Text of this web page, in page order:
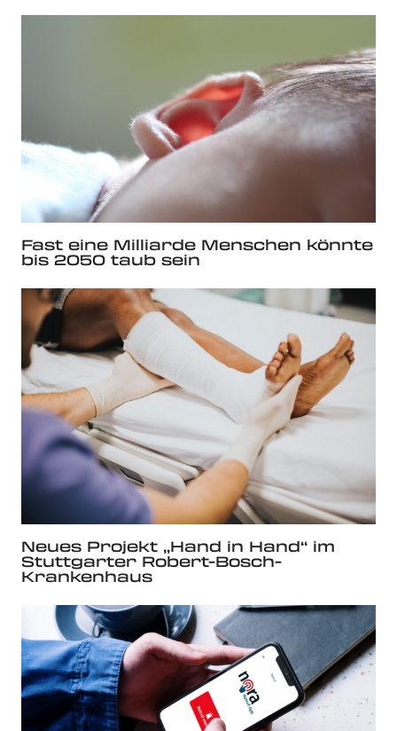
Fast eine Milliarde Menschen könnte
bis 2050 taub sein
Neues Projekt „Hand in Hand“ im
Stuttgarter Robert-Bosch-
Krankenhaus